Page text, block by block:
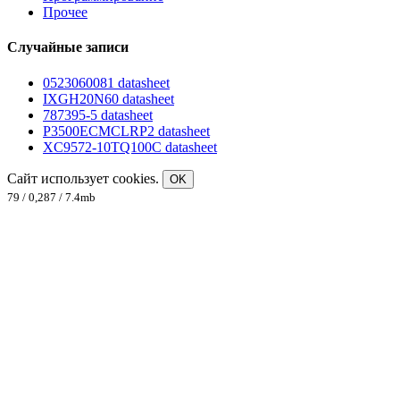
Прочее
Случайные записи
0523060081 datasheet
IXGH20N60 datasheet
787395-5 datasheet
P3500ECMCLRP2 datasheet
XC9572-10TQ100C datasheet
Сайт использует cookies.
OK
79 / 0,287 / 7.4mb